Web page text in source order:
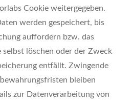
Coo­kie wei­ter­ge­ge­ben.
wer­den gespei­chert, bis
auf­for­dern bzw. das
selbst löschen oder der Zweck
ent­fällt. Zwin­gen­de
blei­ben
zur Daten­ver­ar­bei­tung von